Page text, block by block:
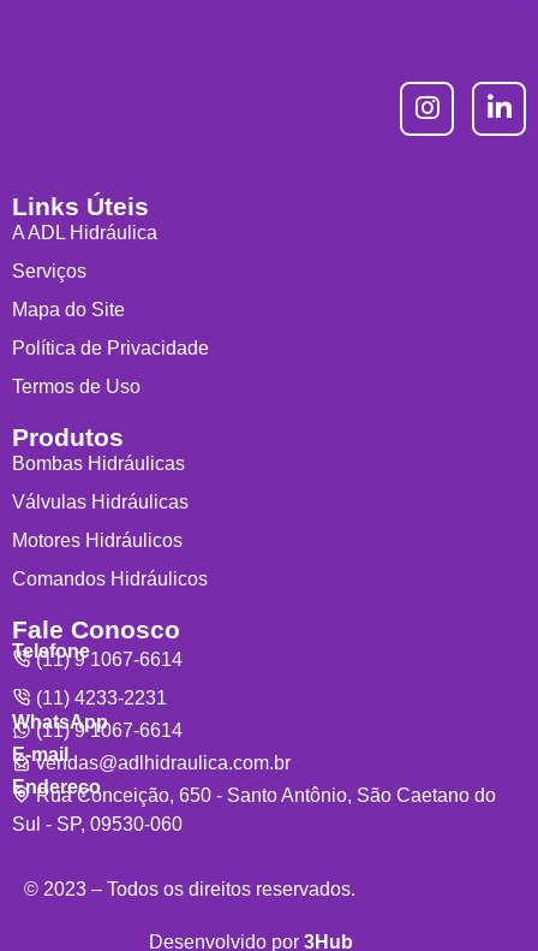
Links Úteis
A ADL Hidráulica
Serviços
Mapa do Site
Política de Privacidade
Termos de Uso
Produtos
Bombas Hidráulicas
Válvulas Hidráulicas
Motores Hidráulicos
Comandos Hidráulicos
Fale Conosco
Telefone
(11) 9 1067-6614
(11) 4233-2231
WhatsApp
(11) 9 1067-6614
E-mail
vendas@adlhidraulica.com.br
Endereço
Rua Conceição, 650 - Santo Antônio, São Caetano do
Sul - SP, 09530-060
© 2023 – Todos os direitos reservados.
Desenvolvido por 3Hub